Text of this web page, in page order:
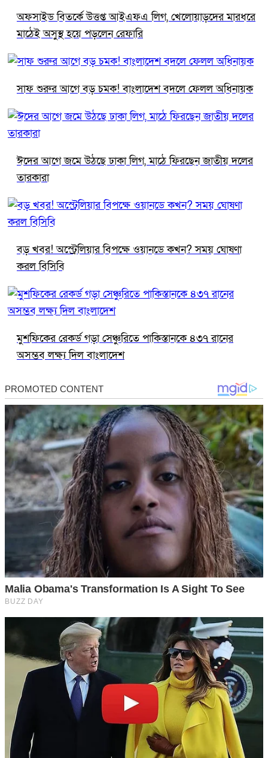
অফসাইড বিতর্কে উত্তপ্ত আইএফএ লিগ, খেলোয়াড়দের মারধরে
মাঠেই অসুস্থ হয়ে পড়লেন রেফারি
সাফ শুরুর আগে বড় চমক! বাংলাদেশ বদলে ফেলল অধিনায়ক
ঈদের আগে জমে উঠছে ঢাকা লিগ, মাঠে ফিরছেন জাতীয় দলের
তারকারা
বড় খবর! অস্ট্রেলিয়ার বিপক্ষে ওয়ানডে কখন? সময় ঘোষণা
করল বিসিবি
মুশফিকের রেকর্ড গড়া সেঞ্চুরিতে পাকিস্তানকে ৪৩৭ রানের
অসম্ভব লক্ষ্য দিল বাংলাদেশ